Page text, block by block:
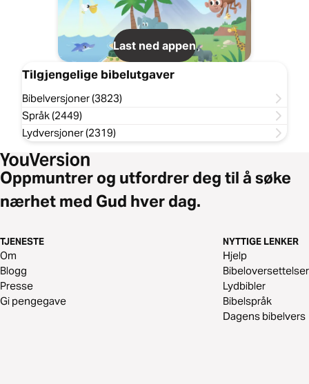
Last ned appen
Tilgjengelige bibelutgaver
Bibelversjoner (3823)
Språk (2449)
Lydversjoner (2319)
Oppmuntrer og utfordrer deg til å søke
nærhet med Gud hver dag.
TJENESTE
Om
Blogg
Presse
Gi pengegave
NYTTIGE LENKER
Hjelp
Bibeloversettelser
Lydbibler
Bibelspråk
Dagens bibelvers